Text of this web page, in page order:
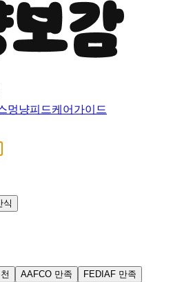
멍냥피드케어가이드
식
AAFCO 만족
FEDIAF 만족